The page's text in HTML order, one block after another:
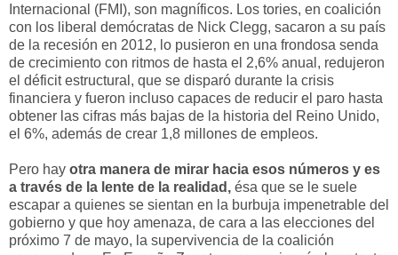
Internacional (FMI), son magníficos. Los tories, en coalición
con los liberal demócratas de Nick Clegg, sacaron a su país
de la recesión en 2012, lo pusieron en una frondosa senda
de crecimiento con ritmos de hasta el 2,6% anual, redujeron
el déficit estructural, que se disparó durante la crisis
financiera y fueron incluso capaces de reducir el paro hasta
obtener las cifras más bajas de la historia del Reino Unido,
el 6%, además de crear 1,8 millones de empleos.
Pero hay otra manera de mirar hacia esos números y es
a través de la lente de la realidad, ésa que se le suele
escapar a quienes se sientan en la burbuja impenetrable del
gobierno y que hoy amenaza, de cara a las elecciones del
próximo 7 de mayo, la supervivencia de la coalición